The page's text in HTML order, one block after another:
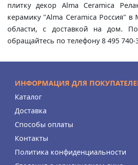
плитку декор Alma Ceramica
керамику "Alma Ceramica Россия" в
области, с доставкой на дом.
обращайтесь по телефону 8 495 740-
ИНФОРМАЦИЯ ДЛЯ
Каталог
Доставка
Способы оплаты
Контакты
Политика конфиденциальности